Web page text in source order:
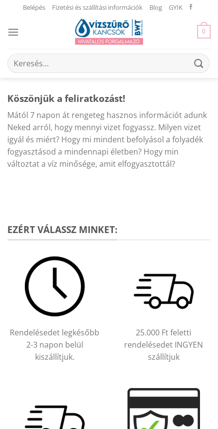
content
Belépés Fizetési és szállítási információk Blog GYIK
0
Keresés
a
Köszönjük a feliratkozást!
Mától 7 napon át rengeteg hasznos információt adunk
Neked arról, hogy mennyi vizet fogyassz. Milyen vizet
igyál és miért? Hogy mi mindent befolyásol a folyadék
fogyasztásod a mindennapi életben? Hogy min
változtat a víz minősége, amit elfogyasztottál?
EZÉRT VÁLASSZ MINKET:
Rendelésedet legkésőbb
2-3 napon belül
kiszállítjuk.
25.000 Ft feletti
rendelésedet INGYEN
szállítjuk